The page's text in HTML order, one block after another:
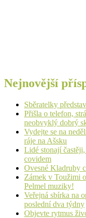
Nejnovější
Sběratelky
Přišla o telefon,
neobvyklý dobrý
Vydejte se na
ráje na Ašsku
Lidé stonají
covidem
Ovesné Kladruby
Zámek v Toužimi
Pelmel muziky!
Veřejná sbírka na
poslední dva týdny
Objevte rytmus